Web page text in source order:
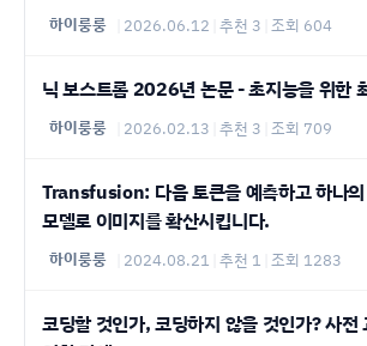
하이룽룽 2026.06.12 추천 3 조회 604
닉 보스트롬 2026년 논문 - 초지능을 위한
하이룽룽 2026.02.13 추천 3 조회 709
Transfusion: 다음 토큰을 예측하고 하나
모델로 이미지를 확산시킵니다.
하이룽룽 2024.08.21 추천 1 조회 1283
코딩할 것인가, 코딩하지 않을 것인가? 사전